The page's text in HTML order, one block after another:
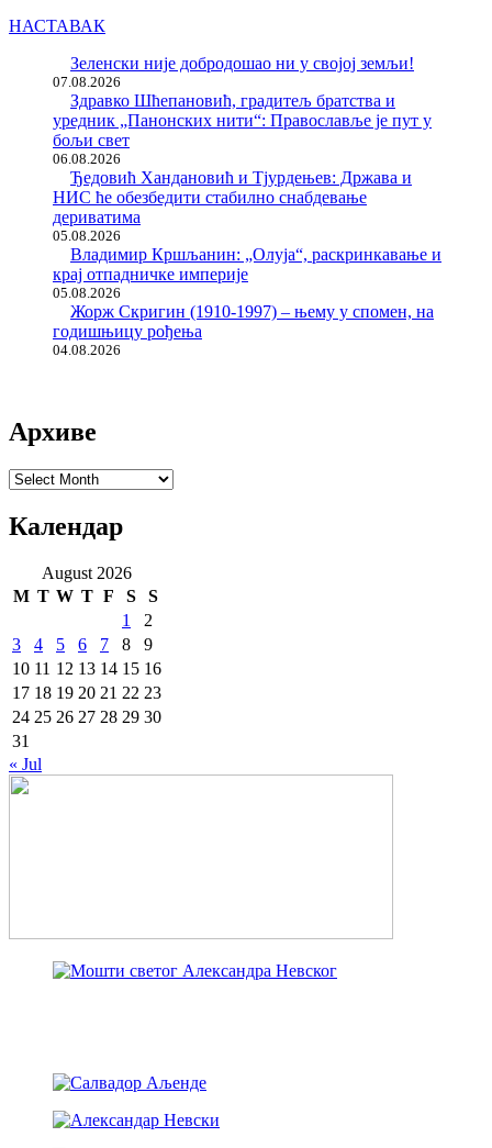
НАСТАВАК
Зеленски није добродошао ни у својој земљи!
07.08.2026
Здравко Шћепановић, градитељ братства и
уредник „Панонских нити“: Православље је пут у
бољи свет
06.08.2026
Ђедовић Хандановић и Тјурдењев: Држава и
НИС ће обезбедити стабилно снабдевање
дериватима
05.08.2026
Владимир Кршљанин: „Олуја“, раскринкавање и
крај отпадничке империје
05.08.2026
Жорж Скригин (1910-1997) – њему у спомен, на
годишњицу рођења
04.08.2026
Архиве
Архиве
Календар
August 2026
M T W T F S
S
1
2
3
4 5 6 7 8
9
10 11 12 13 14 15 16
17 18 19 20 21 22 23
24 25 26 27 28 29 30
31
« Jul